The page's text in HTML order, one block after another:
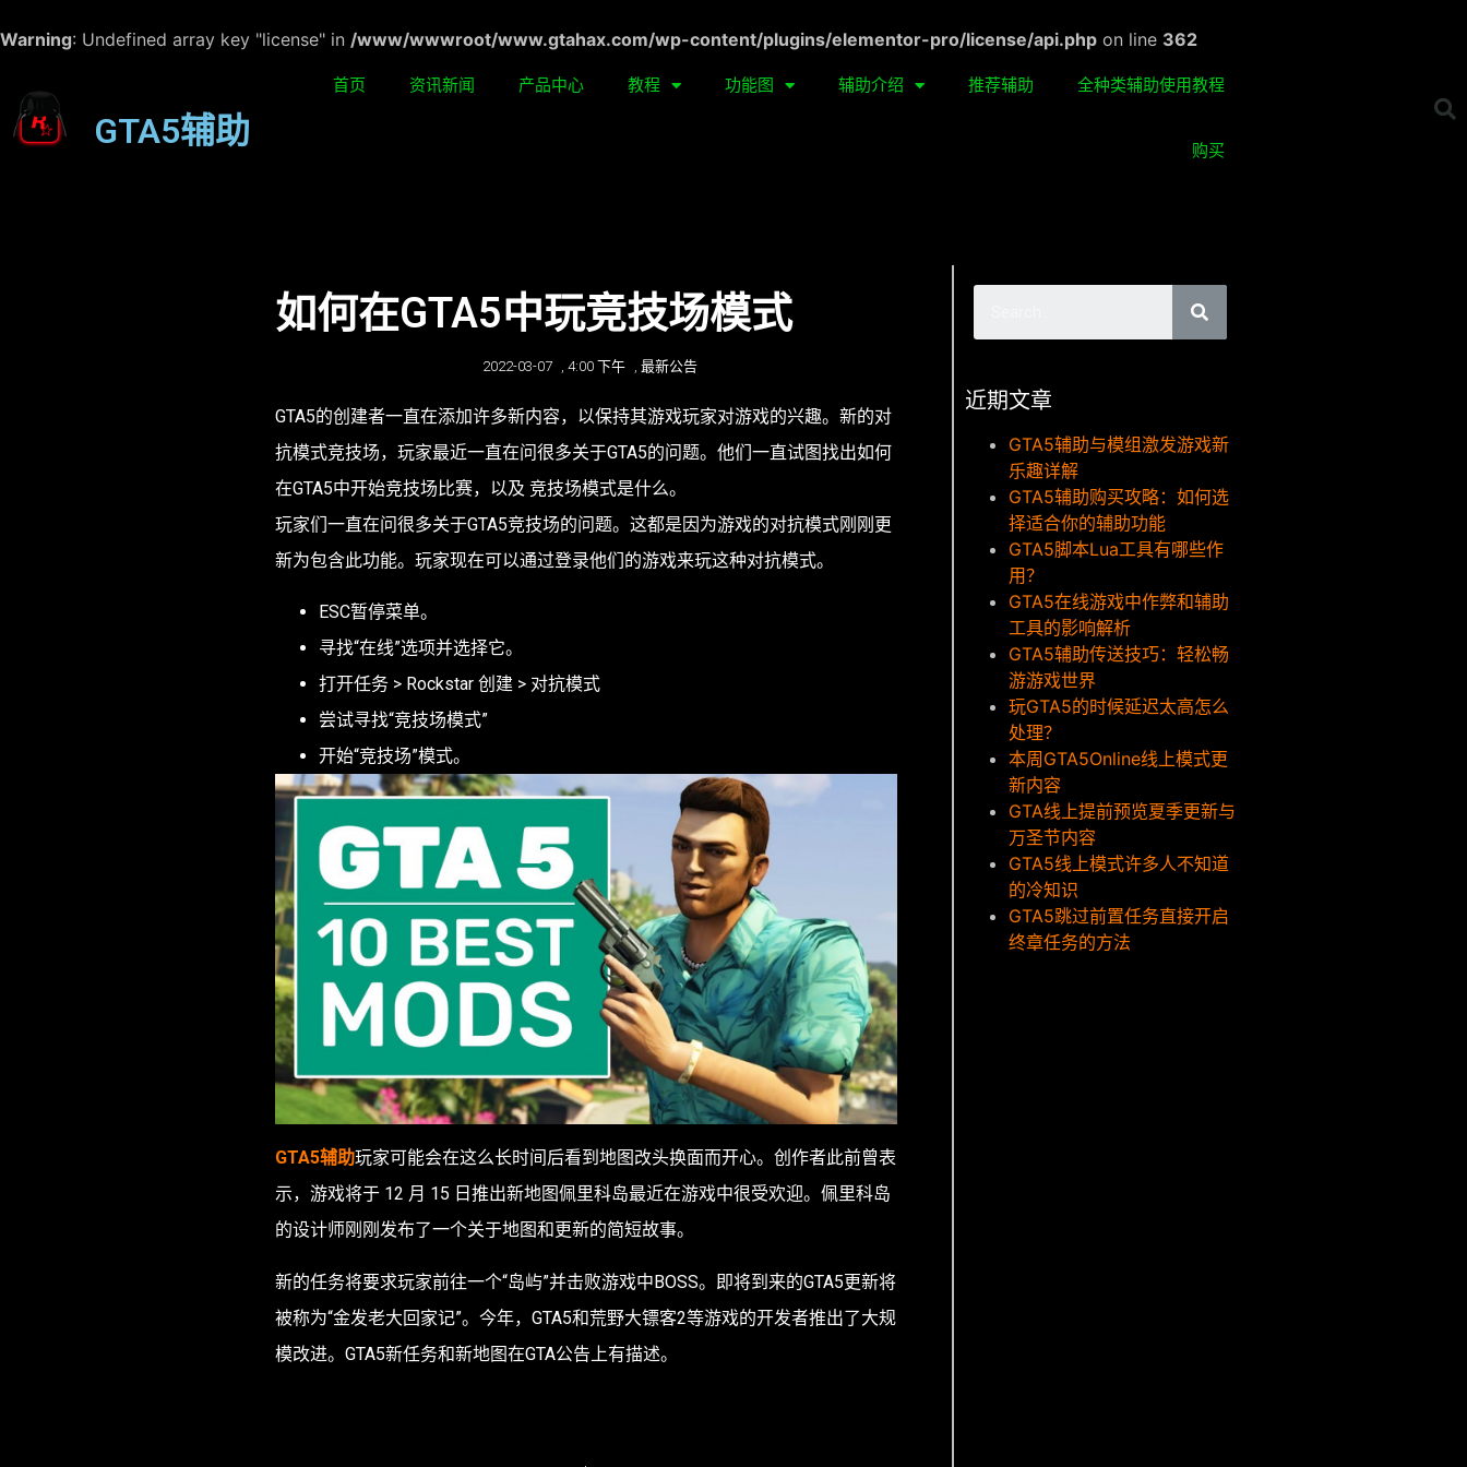
Warning: Undefined array key "license" in /www/wwwroot/www.gtahax.com/wp-content/plugins/elementor-pro/license/api.php on line 362
GTA5辅助
首页 资讯新闻 产品中心 教程 功能图 辅助介绍 推荐辅助 全种类辅助使用教程
购买
如何在GTA5中玩竞技场模式
2022-03-07 , 4:00 下午 , 最新公告
GTA5的创建者一直在添加许多新内容，以保持其游戏玩家对游戏的兴趣。新的对
抗模式竞技场，玩家最近一直在问很多关于GTA5的问题。他们一直试图找出如何
在GTA5中开始竞技场比赛，以及 竞技场模式是什么。
玩家们一直在问很多关于GTA5竞技场的问题。这都是因为游戏的对抗模式刚刚更
新为包含此功能。玩家现在可以通过登录他们的游戏来玩这种对抗模式。
ESC暂停菜单。
寻找“在线”选项并选择它。
打开任务 > Rockstar 创建 > 对抗模式
尝试寻找“竞技场模式”
开始“竞技场”模式。
GTA5辅助玩家可能会在这么长时间后看到地图改头换面而开心。创作者此前曾表
示，游戏将于 12 月 15 日推出新地图佩里科岛最近在游戏中很受欢迎。佩里科岛
的设计师刚刚发布了一个关于地图和更新的简短故事。
新的任务将要求玩家前往一个“岛屿”并击败游戏中BOSS。即将到来的GTA5更新将
被称为“金发老大回家记”。今年，GTA5和荒野大镖客2等游戏的开发者推出了大规
模改进。GTA5新任务和新地图在GTA公告上有描述。
近期文章
GTA5辅助与模组激发游戏新
乐趣详解
GTA5辅助购买攻略：如何选
择适合你的辅助功能
GTA5脚本Lua工具有哪些作
用？
GTA5在线游戏中作弊和辅助
工具的影响解析
GTA5辅助传送技巧：轻松畅
游游戏世界
玩GTA5的时候延迟太高怎么
处理？
本周GTA5Online线上模式更
新内容
GTA线上提前预览夏季更新与
万圣节内容
GTA5线上模式许多人不知道
的冷知识
GTA5跳过前置任务直接开启
终章任务的方法